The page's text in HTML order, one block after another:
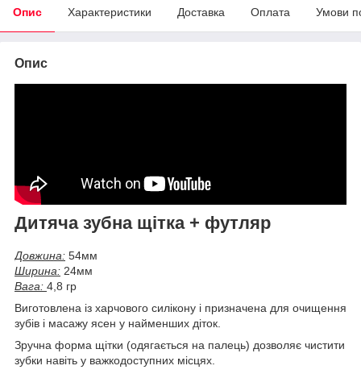
Опис Характеристики Доставка Оплата Умови
Опис
Дитяча зубна щітка + футляр
Довжина: 54мм
Ширина: 24мм
Вага: 4,8 гр
Виготовлена із харчового силікону і призначена для очищення
зубів і масажу ясен у найменших діток.
Зручна форма щітки (одягається на палець) дозволяє чистити
зубки навіть у важкодоступних місцях.